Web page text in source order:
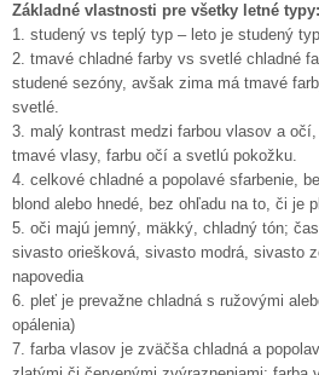
Základné vlastnosti pre všetky letné typy:
1. studený vs teplý typ – leto je studený
2. tmavé chladné farby vs svetlé chladné
studené sezóny, avšak zima má tmavé
svetlé.
3. malý kontrast medzi farbou vlasov a
tmavé vlasy, farbu očí a svetlú pokožku.
4. celkové chladné a popolavé sfarbenie,
blond alebo hnedé, bez ohľadu na to, či je
5. oči majú jemný, mäkký, chladný tón;
sivasto oriešková, sivasto modrá, sivasto
napovedia
6. pleť je prevažne chladná s ružovými
opálenia)
7. farba vlasov je zväčša chladná a